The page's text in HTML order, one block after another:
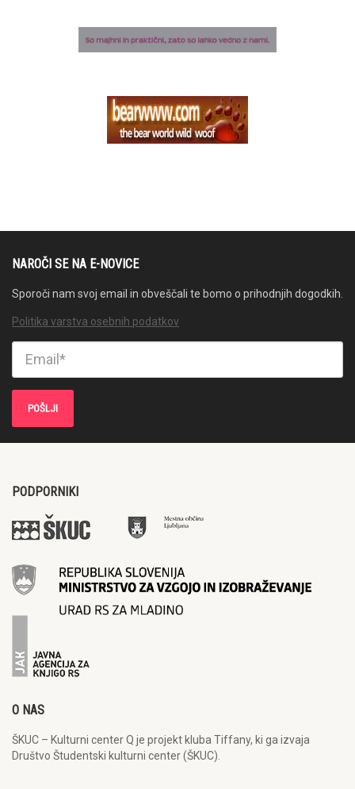
NAROČI SE NA E-NOVICE
Sporoči nam svoj email in obveščali te bomo o prihodnjih dogodkih.
Politika varstva osebnih podatkov
PODPORNIKI
O NAS
ŠKUC – Kulturni center Q je projekt kluba Tiffany, ki ga izvaja
Društvo Študentski kulturni center (ŠKUC).